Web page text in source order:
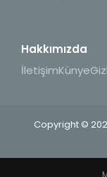
Hakkımızda
İletişimKünye
Copyright ©